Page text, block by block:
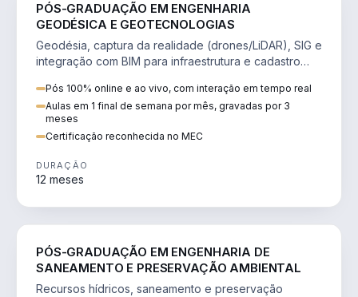
PÓS-GRADUAÇÃO EM ENGENHARIA
GEODÉSICA E GEOTECNOLOGIAS
Geodésia, captura da realidade (drones/LiDAR), SIG e
integração com BIM para infraestrutura e cadastro
Pós 100% online e ao vivo, com interação em tempo real
Aulas em 1 final de semana por mês, gravadas por 3
meses
Certificação reconhecida no MEC
DURAÇÃO
12 meses
PÓS-GRADUAÇÃO EM ENGENHARIA DE
SANEAMENTO E PRESERVAÇÃO AMBIENTAL
Recursos hídricos, saneamento e preservação